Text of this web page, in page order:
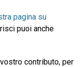
pagina su
puoi anche
contributo, per